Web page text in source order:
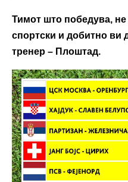
Тимот што победува, не
спортски и добитно ви
тренер – Плоштад.